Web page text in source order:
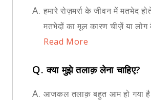
A. हमारे रोज़मर्रा के जीवन में मतभेद
मतभेदों का मूल कारण चीज़ें या
Read More
Q.क्या मुझे तलाक़ लेना चाहिए?
A. आजकल तलाक़ बहुत आम हो गया